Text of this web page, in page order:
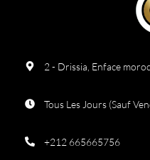
2 - Drissia, Enface
Tous Les Jours (Sauf
+212 665665756